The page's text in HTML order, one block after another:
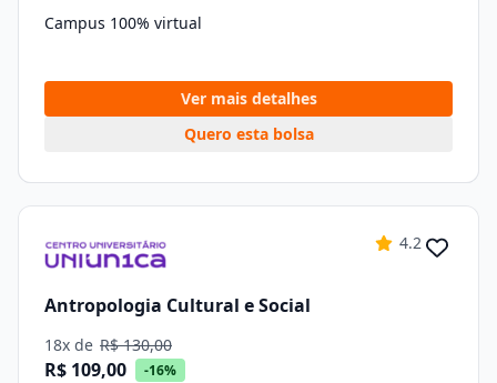
Campus 100% virtual
Ver mais detalhes
Quero esta bolsa
4.2
Antropologia Cultural e Social
18x de R$ 130,00
R$ 109,00 -16%